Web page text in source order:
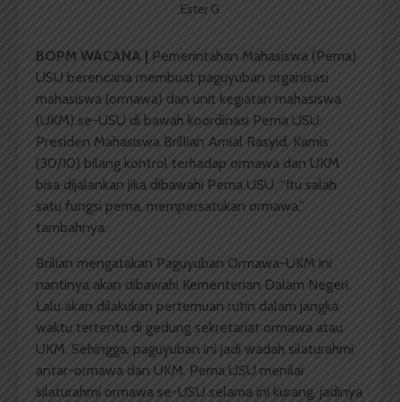
Ester G
BOPM WACANA |
Pemerintahan Mahasiswa (Pema)
USU berencana membuat paguyuban organisasi
mahasiswa (ormawa) dan unit kegiatan mahasiswa
(UKM) se-USU di bawah koordinasi Pema USU.
Presiden Mahasiswa Brillian Amial Rasyid, Kamis
(30/10) bilang kontrol terhadap ormawa dan UKM
bisa dijalankan jika dibawahi Pema USU. “Itu salah
satu fungsi pema, mempersatukan ormawa,”
tambahnya.
Brilian mengatakan Paguyuban Ormawa-UKM ini
nantinya akan dibawahi Kementerian Dalam Negeri.
Lalu akan dilakukan pertemuan rutin dalam jangka
waktu tertentu di gedung sekretariat ormawa atau
UKM. Sehingga, paguyuban ini jadi wadah silaturahmi
antar-ormawa dan UKM. Pema USU menilai
silaturahmi ormawa se-USU selama ini kurang, jadinya